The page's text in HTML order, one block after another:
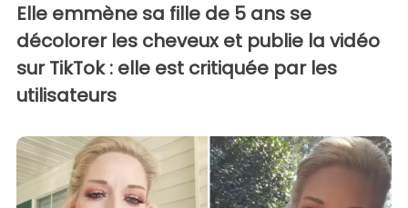
Elle emmène sa fille de 5 ans se
décolorer les cheveux et publie la vidéo
sur TikTok : elle est critiquée par les
utilisateurs